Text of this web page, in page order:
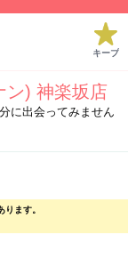
キープ
ン) 神楽坂店
に出会ってみません
ます。